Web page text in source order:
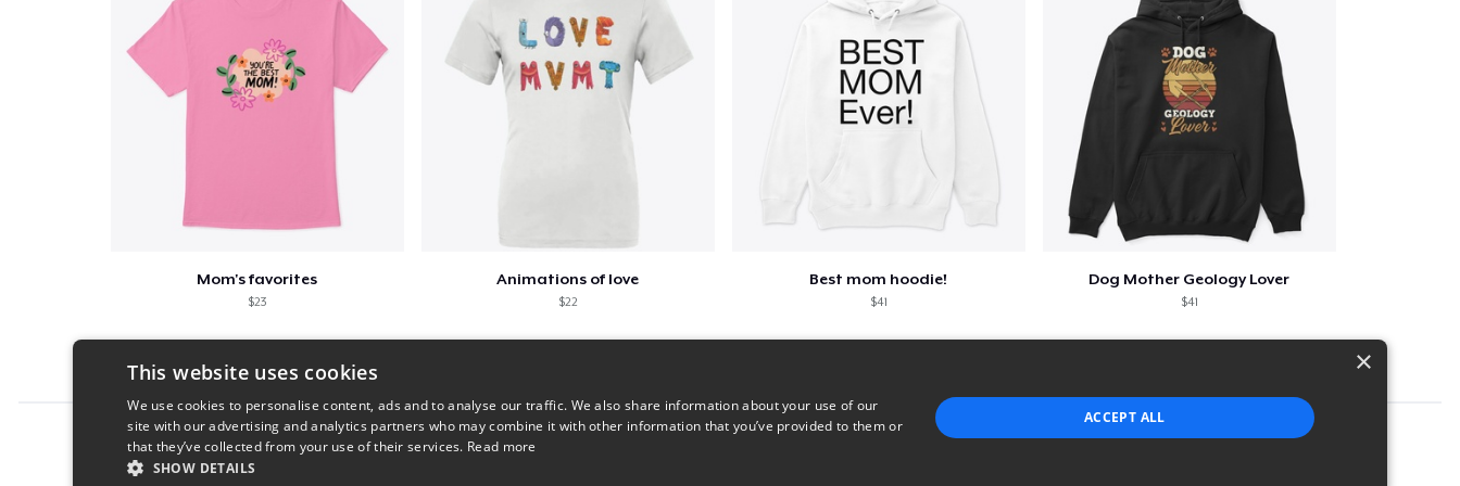
Mom's favorites
$23
Animations of love
$22
Best mom hoodie!
$41
Dog Mother Geology Lover
$41
Report this product
×
This website uses cookies
We use cookies to personalise content, ads and to analyse our traffic. We also share information about your use of our
site with our advertising and analytics partners who may combine it with other information that you’ve provided to them or
that they’ve collected from your use of their services. Read more
SHOW DETAILS
ACCEPT ALL